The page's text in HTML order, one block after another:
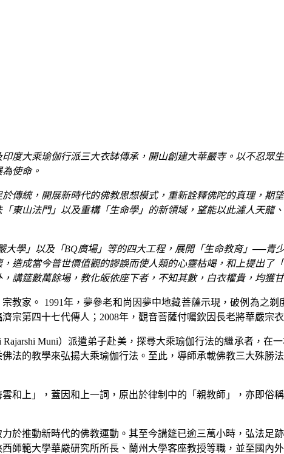
度大乘瑜伽行派三大衣缽傳承，開山創建大華嚴寺。以不忍眾
使命。
傳統，開展新時代的佛教思想模式，重新詮釋佛陀的真理，期
東山法門」以及重構「生命學」的新領域，望能以此濾人天龍
學」以及「BQ廣場」等的四大工程，展開「生命教育」──青
造成當今普世價值觀的謬誤而使人類的心靈枯竭，和上提出了
講筵數萬餘場，教化皈依座下者，不知其數，白衣權貴，均獲甘
教家。 1991年，夢參老和尚因夢中地藏菩薩示現，破例為之
宗第四十七代傳人；2008年，觀音菩薩付囑欽因長老將華嚴宗
Muni）派遣弟子赴美，探尋大乘瑜伽行法的繼承者，
法的教學來弘揚大乘瑜伽行法。至此，導師承載佛教三大殊勝
和上」，蓋因和上一詞，原出於律制中的「親教師」，亦即俗
於推動新時代的佛教運動。其至今講筵已逾三萬小時，弘法足
師範大學華嚴研究所所長、蘭州大學客座教授等職，並至國內